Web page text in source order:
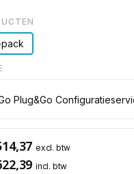
Plug&Go
excl. btw
incl. btw